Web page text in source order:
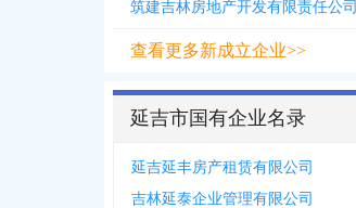
筑建吉林房地产开发有限责任公司
查看更多新成立企业>>
延吉市国有企业名录
延吉延丰房产租赁有限公司
吉林延泰企业管理有限公司